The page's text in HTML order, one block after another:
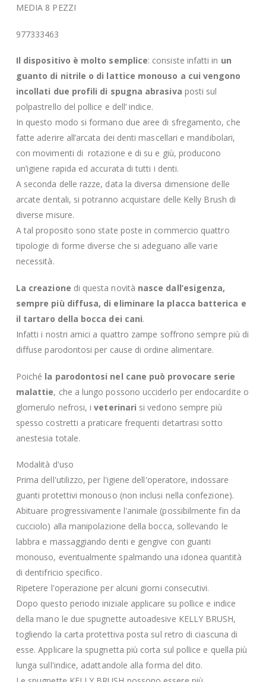
MEDIA 8 PEZZI
977333463
Il dispositivo è molto semplice: consiste infatti in un
guanto di nitrile o di lattice monouso a cui vengono
incollati due profili di spugna abrasiva posti sul
polpastrello del pollice e dell’ indice.
In questo modo si formano due aree di sfregamento, che
fatte aderire all’arcata dei denti mascellari e mandibolari,
con movimenti di rotazione e di su e giù, producono
un’igiene rapida ed accurata di tutti i denti.
A seconda delle razze, data la diversa dimensione delle
arcate dentali, si potranno acquistare delle Kelly Brush di
diverse misure.
A tal proposito sono state poste in commercio quattro
tipologie di forme diverse che si adeguano alle varie
necessità.
La creazione di questa novità nasce dall’esigenza,
sempre più diffusa, di eliminare la placca batterica e
il tartaro della bocca dei cani.
Infatti i nostri amici a quattro zampe soffrono sempre più di
diffuse parodontosi per cause di ordine alimentare.
Poiché la parodontosi nel cane può provocare serie
malattie, che a lungo possono ucciderlo per endocardite o
glomerulo nefrosi, iveterinari si vedono sempre più
spesso costretti a praticare frequenti detartrasi sotto
anestesia totale.
Modalità d'uso
Prima dell'utilizzo, per l'igiene dell'operatore, indossare
guanti protettivi monouso (non inclusi nella confezione).
Abituare progressivamente l'animale (possibilmente fin da
cucciolo) alla manipolazione della bocca, sollevando le
labbra e massaggiando denti e gengive con guanti
monouso, eventualmente spalmando una idonea quantità
di dentifricio specifico.
Ripetere l'operazione per alcuni giorni consecutivi.
Dopo questo periodo iniziale applicare su pollice e indice
della mano le due spugnette autoadesive KELLY BRUSH,
togliendo la carta protettiva posta sul retro di ciascuna di
esse. Applicare la spugnetta più corta sul pollice e quella più
lunga sull'indice, adattandole alla forma del dito.